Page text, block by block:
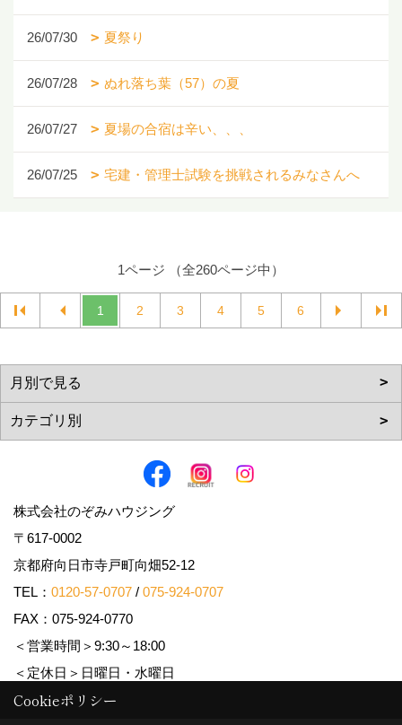
26/07/30 夏祭り
26/07/28 ぬれ落ち葉（57）の夏
26/07/27 夏場の合宿は辛い、、、
26/07/25 宅建・管理士試験を挑戦されるみなさんへ
1ページ （全260ページ中）
1 2 3 4 5 6
株式会社のぞみハウジング
〒617-0002
京都府向日市寺戸町向畑52-12
TEL： 0120-57-0707 / 075-924-0707
FAX：075-924-0770
＜営業時間＞9:30～18:00
＜定休日＞日曜日・水曜日
Cookieポリシー